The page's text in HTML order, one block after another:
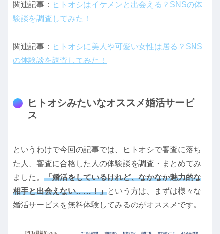
関連記事： ヒトオシはイケメンと出会える？SNSの体
験談を調査してみた！
関連記事： ヒトオシに美人や可愛い女性は居る？SNS
の体験談を調査してみた！
ヒトオシみたいなオススメ婚活サービ
ス
というわけで今回の記事では、ヒトオシで審査に落ち
た人、審査に合格した人の体験談を調査・まとめてみ
ました。 「婚活をしているけれど、なかなか魅力的な
相手と出会えない……！」という方は、まずは様々な
婚活サービスを無料体験してみるのがオススメです。